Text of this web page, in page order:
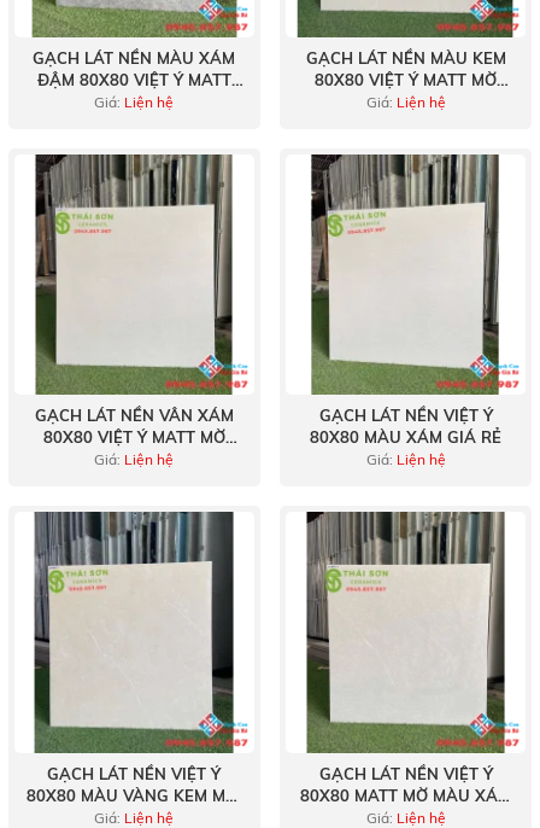
GẠCH LÁT NỀN MÀU XÁM
ĐẬM 80X80 VIỆT Ý MATT
MỜ CAO CẤP BẾN LỨC
Giá: Liện hệ
GẠCH LÁT NỀN MÀU KEM
80X80 VIỆT Ý MATT MỜ
CAO CẤP BẾN TRE
Giá: Liện hệ
GẠCH LÁT NỀN VÂN XÁM
80X80 VIỆT Ý MATT MỜ
CAO CẤP MỸ THO
Giá: Liện hệ
GẠCH LÁT NỀN VIỆT Ý
80X80 MÀU XÁM GIÁ RẺ
Giá: Liện hệ
GẠCH LÁT NỀN VIỆT Ý
80X80 MÀU VÀNG KEM MỚI
NHẤT
Giá: Liện hệ
GẠCH LÁT NỀN VIỆT Ý
80X80 MATT MỜ MÀU XÁM
VÂN GIÁ TỐT
Giá: Liện hệ